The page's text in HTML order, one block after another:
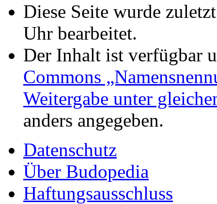
Diese Seite wurde
Uhr bearbeitet.
Der Inhalt ist verfügbar
Commons
Weitergabe unter
anders angegeben.
Datenschutz
Über Budopedia
Haftungsausschluss